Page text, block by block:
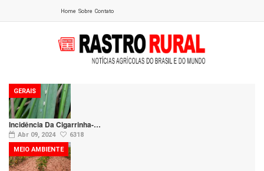
Home Sobre Contato
Incidência Da Cigarrinha-…
Abr 09, 2024 6318
GERAIS
MEIO AMBIENTE